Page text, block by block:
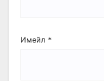
Имейл *